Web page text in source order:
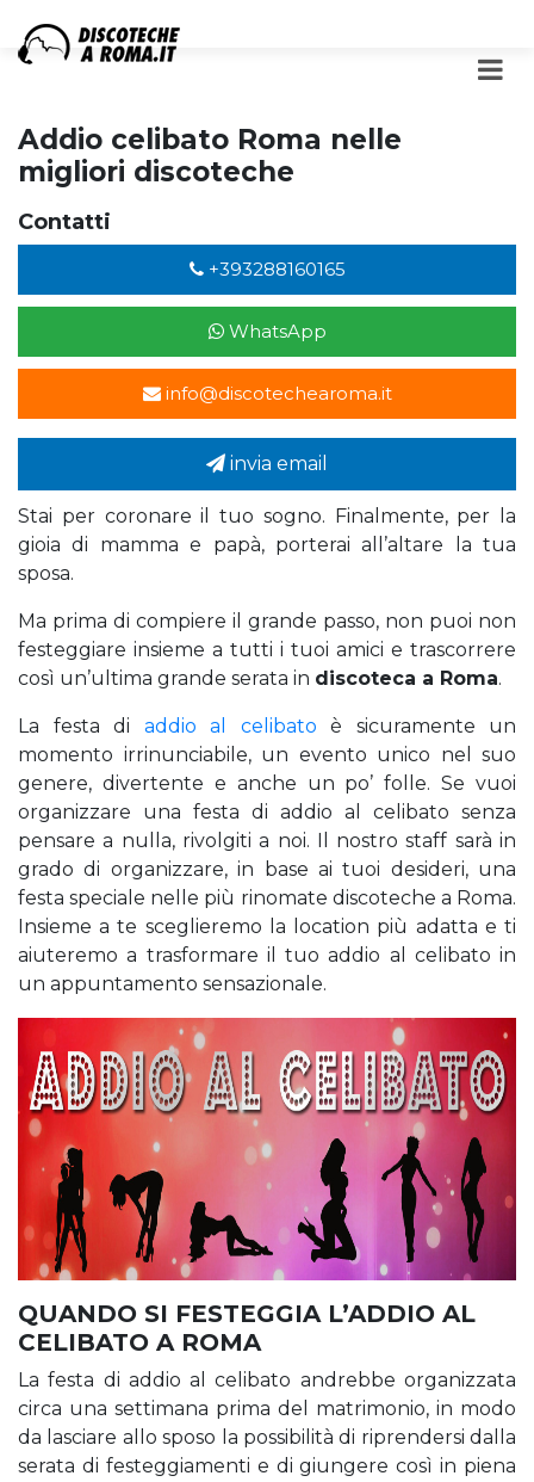
Addio celibato Roma nelle
migliori discoteche
Contatti
+393288160165
WhatsApp
info@discotechearoma.it
invia email
Stai per coronare il tuo sogno. Finalmente, per la
gioia di mamma e papà, porterai all’altare la tua
sposa.
Ma prima di compiere il grande passo, non puoi non
festeggiare insieme a tutti i tuoi amici e trascorrere
così un’ultima grande serata in discoteca a Roma.
La festa di addio al celibato è sicuramente un
momento irrinunciabile, un evento unico nel suo
genere, divertente e anche un po’ folle. Se vuoi
organizzare una festa di addio al celibato senza
pensare a nulla, rivolgiti a noi. Il nostro staff sarà in
grado di organizzare, in base ai tuoi desideri, una
festa speciale nelle più rinomate discoteche a Roma.
Insieme a te sceglieremo la location più adatta e ti
aiuteremo a trasformare il tuo addio al celibato in
un appuntamento sensazionale.
QUANDO SI FESTEGGIA L’ADDIO AL
CELIBATO A ROMA
La festa di addio al celibato andrebbe organizzata
circa una settimana prima del matrimonio, in modo
da lasciare allo sposo la possibilità di riprendersi dalla
serata di festeggiamenti e di giungere così in piena